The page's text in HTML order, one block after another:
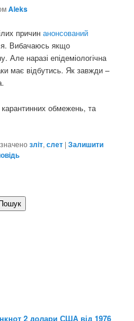
Aleks
причинанонсований
Вибачаюсь якщо
Але наразі епідеміологічна
має відбутись. Як завжди –
обмежень, та
зліт, слет | Залишити
Пошук
2 долари США від 1976